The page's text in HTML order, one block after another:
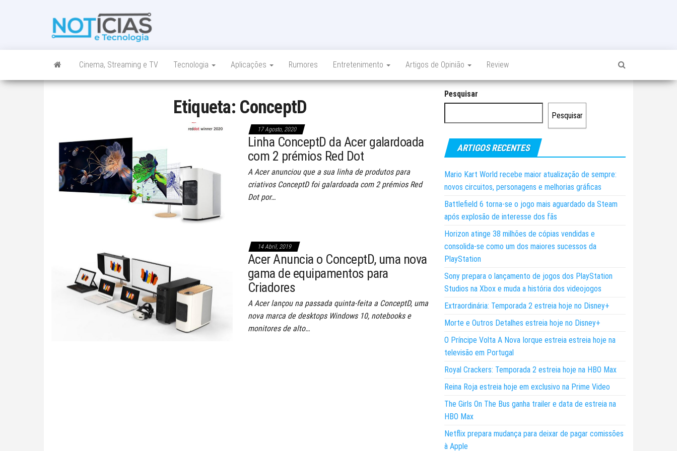
num só lugar
Cinema, Streaming e TV Tecnologia Aplicações Rumores Entretenimento Artigos de Opinião Review
Etiqueta: ConceptD
17 Agosto, 2020
Linha ConceptD da Acer galardoada
com 2 prémios Red Dot
A Acer anunciou que a sua linha de produtos para
criativos ConceptD foi galardoada com 2 prémios Red
Dot por…
14 Abril, 2019
Acer Anuncia o ConceptD, uma nova
gama de equipamentos para
Criadores
A Acer lançou na passada quinta-feita a ConceptD, uma
nova marca de desktops Windows 10, notebooks e
monitores de alto…
Pesquisar
Pesquisar
ARTIGOS RECENTES
Mario Kart World recebe maior atualização de sempre:
novos circuitos, personagens e melhorias gráficas
Battlefield 6 torna-se o jogo mais aguardado da Steam
após explosão de interesse dos fãs
Horizon atinge 38 milhões de cópias vendidas e
consolida-se como um dos maiores sucessos da
PlayStation
Sony prepara o lançamento de jogos dos PlayStation
Studios na Xbox e muda a história dos videojogos
Extraordinária: Temporada 2 estreia hoje no Disney+
Morte e Outros Detalhes estreia hoje no Disney+
O Príncipe Volta A Nova Iorque estreia estreia hoje na
televisão em Portugal
Royal Crackers: Temporada 2 estreia hoje na HBO Max
Reina Roja estreia hoje em exclusivo na Prime Video
The Girls On The Bus ganha trailer e data de estreia na
HBO Max
Netflix prepara mudança para deixar de pagar comissões
à Apple